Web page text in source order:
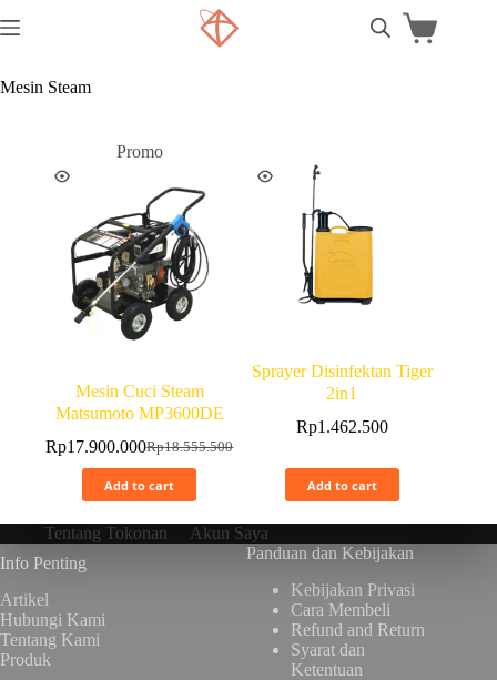
Mesin Steam
Promo
Mesin Cuci Steam
Matsumoto MP3600DE
Rp18.555.500
Rp17.900.000
Add to cart
Sprayer Disinfektan Tiger
2in1
Rp1.462.500
Add to cart
Tentang Tokonan
Akun Saya
Info Penting
Artikel
Hubungi Kami
Tentang Kami
Produk
Panduan dan Kebijakan
Kebijakan Privasi
Cara Membeli
Refund and Return
Syarat dan
Ketentuan